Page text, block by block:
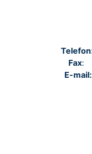
Telefon
Fax:
E-mail: